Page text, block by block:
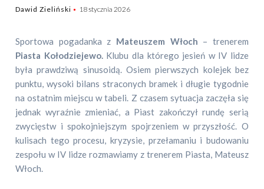
Dawid Zieliński 18 stycznia 2026
Sportowa pogadanka z Mateuszem Włoch – trenerem
Piasta Kołodziejewo.Klubu dla którego jesień w IV lidze
była prawdziwą sinusoidą. Osiem pierwszych kolejek bez
punktu, wysoki bilans straconych bramek i długie tygodnie
na ostatnim miejscu w tabeli. Z czasem sytuacja zaczęła się
jednak wyraźnie zmieniać, a Piast zakończył rundę serią
zwycięstw i spokojniejszym spojrzeniem w przyszłość. O
kulisach tego procesu, kryzysie, przełamaniu i budowaniu
zespołu w IV lidze rozmawiamy z trenerem Piasta, Mateusz
Włoch.